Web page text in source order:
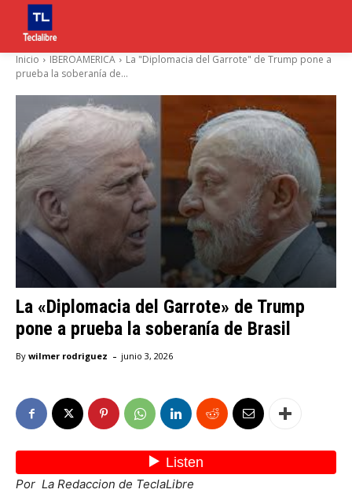
Inicio IBEROAMERICA
La "Diplomacia del Garrote" de Trump pone a
prueba la soberanía de...
La «Diplomacia del Garrote» de Trump
pone a prueba la soberanía de Brasil
By wilmer rodriguez - junio 3, 2026
Por La Redaccion de TeclaLibre